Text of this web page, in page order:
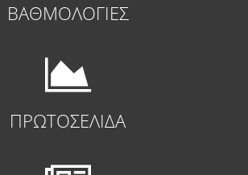
ΒΑΘΜΟΛΟΓΙΕΣ
ΠΡΩΤΟΣΕΛΙΔΑ